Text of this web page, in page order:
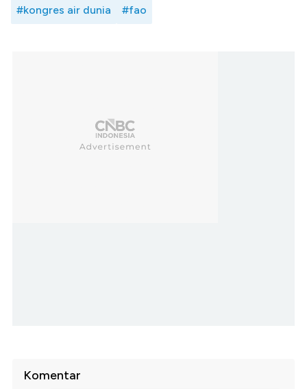
#kongres air dunia #fao
Komentar